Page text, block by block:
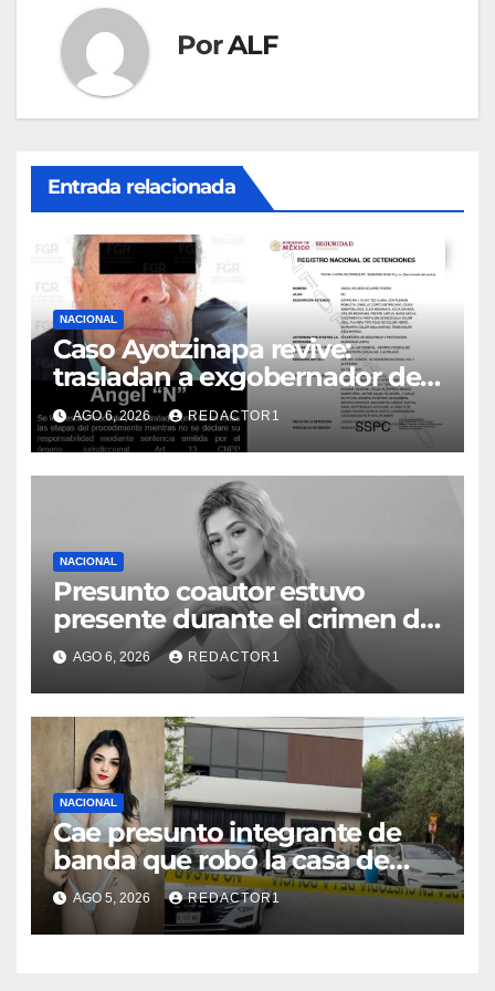
PorALF
Entrada relacionada
NACIONAL
Caso Ayotzinapa revive:
trasladan a exgobernador de
Guerrero a prisión federal
AGO 6, 2026 REDACTOR1
NACIONAL
Presunto coautor estuvo
presente durante el crimen de
Valeria Márquez: Fiscalía
AGO 6, 2026 REDACTOR1
NACIONAL
Cae presunto integrante de
banda que robó la casa de
Karely Ruiz
AGO 5, 2026 REDACTOR1